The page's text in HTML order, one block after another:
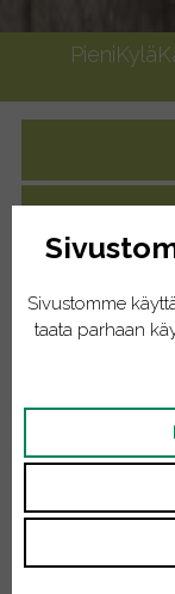
Sivustomme
taata parhaan